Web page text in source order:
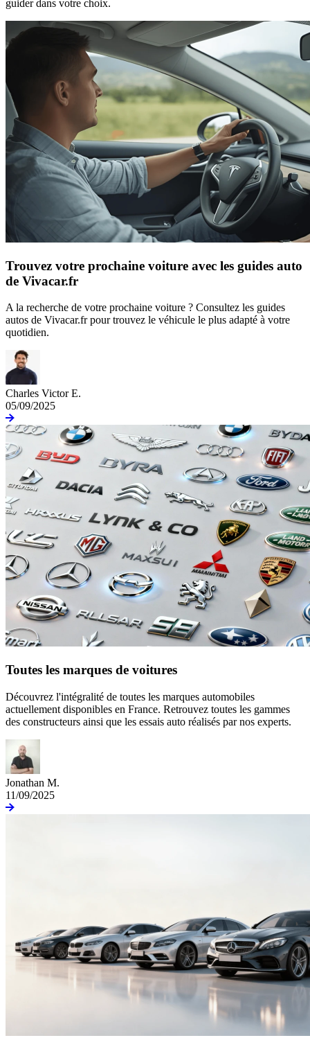
guider dans votre choix.
Trouvez votre prochaine voiture avec les guides auto
de Vivacar.fr
A la recherche de votre prochaine voiture ? Consultez les guides
autos de Vivacar.fr pour trouvez le véhicule le plus adapté à votre
quotidien.
Charles Victor E.
05/09/2025
Toutes les marques de voitures
Découvrez l'intégralité de toutes les marques automobiles
actuellement disponibles en France. Retrouvez toutes les gammes
des constructeurs ainsi que les essais auto réalisés par nos experts.
Jonathan M.
11/09/2025